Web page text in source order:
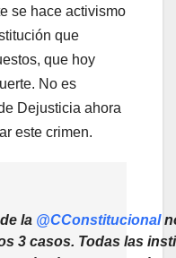
se hace activismo
que
que hoy
No es
Dejusticia ahora
este crimen.
la @CConstitucional
3 casos. Todas las